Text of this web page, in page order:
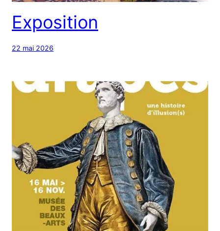
Exposition
22 mai 2026